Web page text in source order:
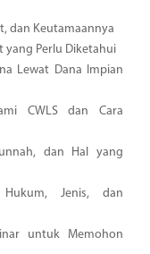
dan Keutamaannya
yang Perlu Diketahui
Lewat Dana Impian
CWLS dan Cara
dan Hal yang
Jenis, dan
untuk Memohon